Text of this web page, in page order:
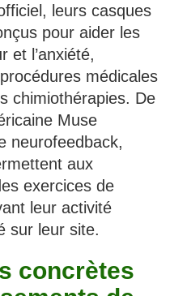
leurs casques
pour aider les
et l’anxiété,
médicales
chimiothérapies. De
Muse
neurofeedback,
aux
exercices de
leur activité
sur leur site.
concrètes